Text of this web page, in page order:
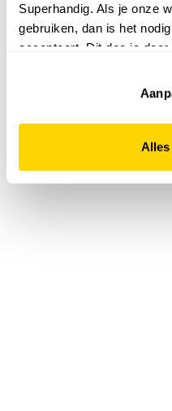
Superhandig. Als je onze
gebruiken, dan is het
accepteert. Dit doe je
website niet optimaal